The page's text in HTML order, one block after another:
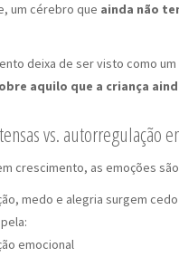
um cérebro que ainda não
deixa de ser visto como
aquilo que a criança
vs. autorregulação
crescimento, as emoções
medo e alegria surgem
emocional